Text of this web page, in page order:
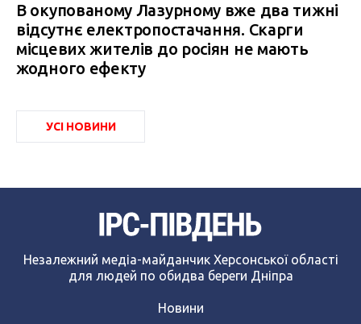
В окупованому Лазурному вже два тижні
відсутнє електропостачання. Скарги
місцевих жителів до росіян не мають
жодного ефекту
УСІ НОВИНИ
Незалежний медіа-майданчик Херсонської області
для людей по обидва береги Дніпра
Новини